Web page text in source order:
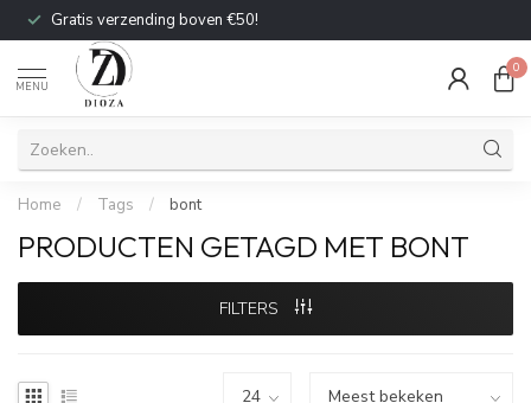
Gratis verzending boven €50!
MENU
0
Home / Tags / bont
PRODUCTEN GETAGD MET BONT
FILTERS